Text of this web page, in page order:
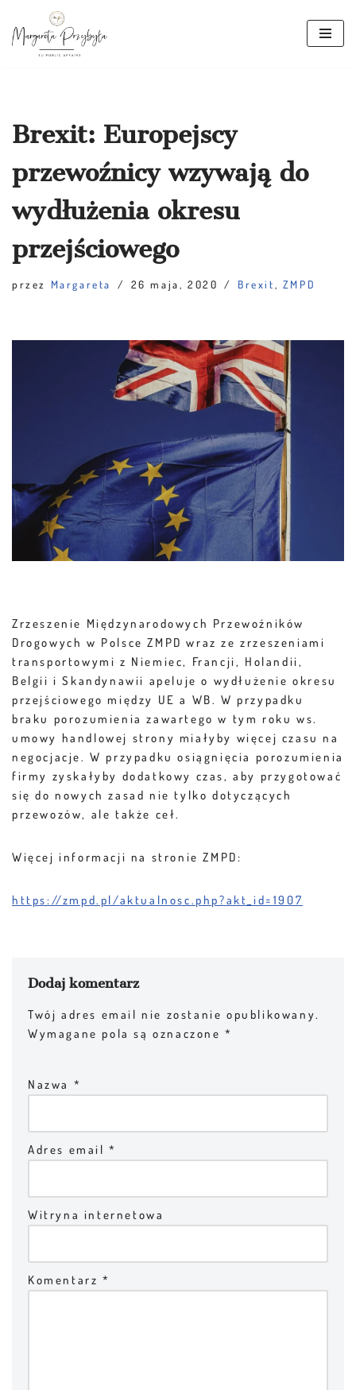
Przejdź
Brexit: Europejscy
przewoźnicy wzywają do
wydłużenia okresu
przejściowego
przez Margareta 26 maja, 2020 Brexit , ZMPD
Zrzeszenie Międzynarodowych Przewoźników
Drogowych w Polsce ZMPD wraz ze zrzeszeniami
transportowymi z Niemiec, Francji, Holandii,
Belgii i Skandynawii apeluje o wydłużenie okresu
przejściowego między UE a WB. W przypadku
braku porozumienia zawartego w tym roku ws.
umowy handlowej strony miałyby więcej czasu na
negocjacje. W przypadku osiągnięcia porozumienia
firmy zyskałyby dodatkowy czas, aby przygotować
się do nowych zasad nie tylko dotyczących
przewozów, ale także ceł.
Więcej informacji na stronie ZMPD:
https://zmpd.pl/aktualnosc.php?akt_id=1907
Dodaj komentarz
Twój adres email nie zostanie opublikowany.
Wymagane pola są oznaczone*
Nazwa *
Adres email*
Witryna internetowa
Komentarz *